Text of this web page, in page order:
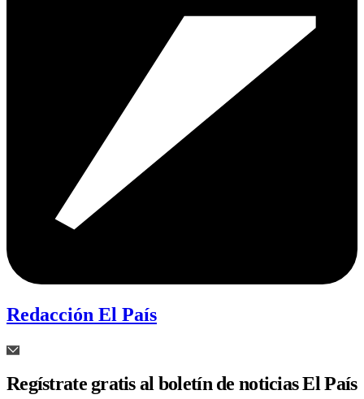
Redacción El País
Regístrate gratis al boletín de noticias El País